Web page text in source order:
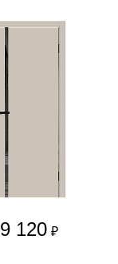
9 120 ₽